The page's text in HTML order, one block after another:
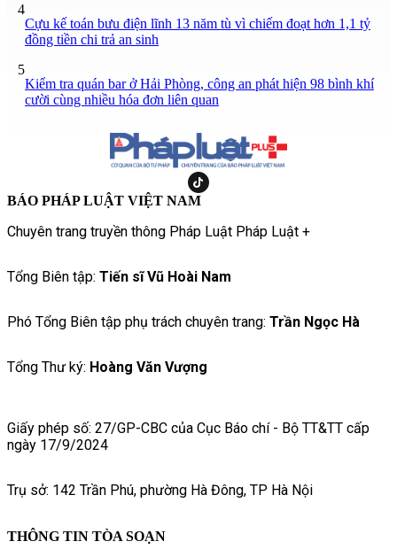
4
Cựu kế toán bưu điện lĩnh 13 năm tù vì chiếm đoạt hơn 1,1 tỷ
đồng tiền chi trả an sinh
5
Kiểm tra quán bar ở Hải Phòng, công an phát hiện 98 bình khí
cười cùng nhiều hóa đơn liên quan
BÁO PHÁP LUẬT VIỆT NAM
Chuyên trang truyền thông Pháp Luật Pháp Luật +
Tổng Biên tập: Tiến sĩ Vũ Hoài Nam
Phó Tổng Biên tập phụ trách chuyên trang: Trần Ngọc Hà
Tổng Thư ký: Hoàng Văn Vượng
Giấy phép số: 27/GP-CBC của Cục Báo chí - Bộ TT&TT cấp
ngày 17/9/2024
Trụ sở: 142 Trần Phú, phường Hà Đông, TP Hà Nội
THÔNG TIN TÒA SOẠN